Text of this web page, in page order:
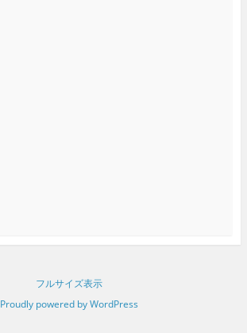
フルサイズ表示
Proudly powered by WordPress